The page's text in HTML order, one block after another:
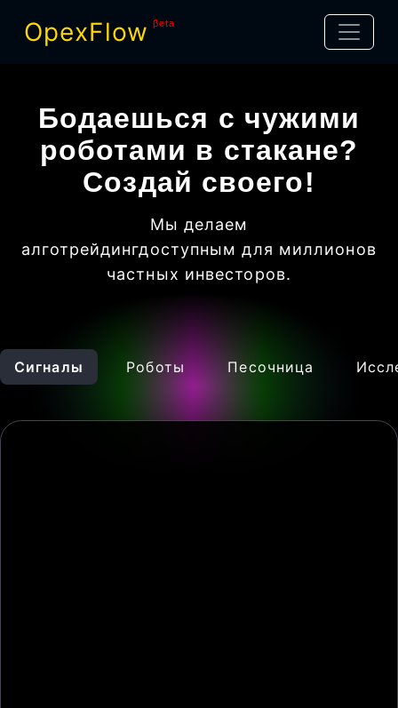
OpexFlow βeta
Бодаешься с чужими
роботами в стакане?
Создай своего!
Мы делаем
алготрейдингдоступным для миллионов
частных инвесторов.
Сигналы Роботы Песочница